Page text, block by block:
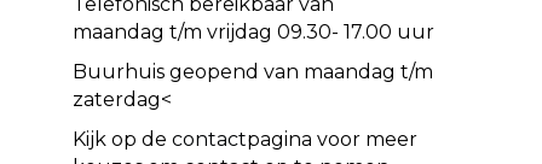
maandag t/m vrijdag 09.30- 17.00 uur
Buurhuis geopend van maandag t/m
zaterdag<
Kijk op de contactpagina voor meer